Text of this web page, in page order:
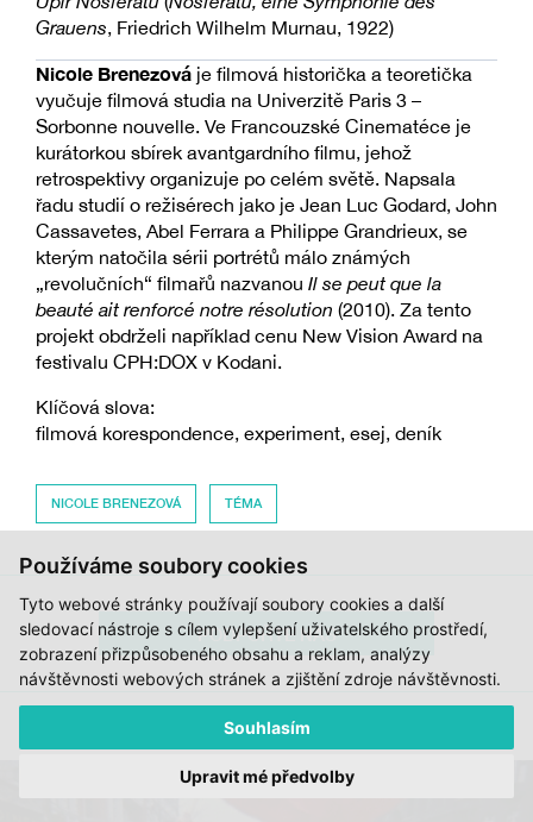
Používáme soubory cookies
Tyto webové stránky používají soubory cookies a další
sledovací nástroje s cílem vylepšení uživatelského prostředí,
zobrazení přizpůsobeného obsahu a reklam, analýzy
návštěvnosti webových stránek a zjištění zdroje návštěvnosti.
Souhlasím
Upravit mé předvolby
Grauens, Friedrich Wilhelm Murnau, 1922)
Nicole Brenezová je filmová historička a teoretička
vyučuje filmová studia na Univerzitě Paris 3 –
Sorbonne nouvelle. Ve Francouzské Cinematéce je
kurátorkou sbírek avantgardního filmu, jehož
retrospektivy organizuje po celém světě. Napsala
řadu studií o režisérech jako je Jean Luc Godard, John
Cassavetes, Abel Ferrara a Philippe Grandrieux, se
kterým natočila sérii portrétů málo známých
„revolučních“ filmařů nazvanou Il se peut que la
beauté ait renforcé notre résolution (2010). Za tento
projekt obdrželi například cenu New Vision Award na
festivalu CPH:DOX v Kodani.
Klíčová slova:
filmová korespondence, experiment, esej, deník
NICOLE BRENEZOVÁ TÉMA
PODPOŘTE NÁS
OD STEJNÉHO AUTORA: